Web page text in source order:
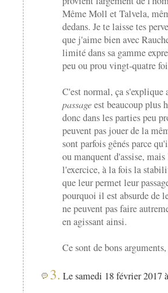
Même Moll et Talvela,
dedans. Je te laisse tes
que j'aime bien avec
limité dans sa gamme
peu ou prou vingt-quatre
C'est normal, ça s'explique
passageest beaucoup plus
donc dans les parties peu
peuvent pas jouer de la
sont parfois gênés parce
ou manquent d'assise,
l'exercice, à la fois la
que leur permet leur
pourquoi il est absurde de
ne peuvent pas faire
en agissant ainsi.
Ce sont de bons
3. Le samedi 18 février 2017